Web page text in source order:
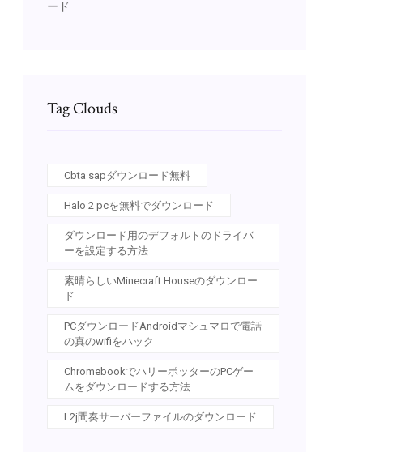
ード
Tag Clouds
Cbta sapダウンロード無料
Halo 2 pcを無料でダウンロード
ダウンロード用のデフォルトのドライバ
ーを設定する方法
素晴らしいMinecraft Houseのダウンロー
ド
PCダウンロードAndroidマシュマロで電話
の真のwifiをハック
ChromebookでハリーポッターのPCゲー
ムをダウンロードする方法
L2j間奏サーバーファイルのダウンロード